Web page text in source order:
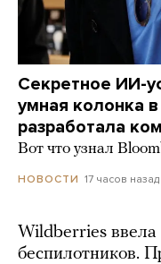
Секретное ИИ-
умная колонка
разработала
Вот что узнал
НОВОСТИ 17 часов назад
Wildberries ввела
беспилотников.